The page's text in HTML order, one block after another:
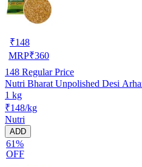
₹148
MRP₹360
148 Regular Price
Nutri Bharat Unpolished Desi
1 kg
₹148/kg
Nutri
ADD
61%
OFF